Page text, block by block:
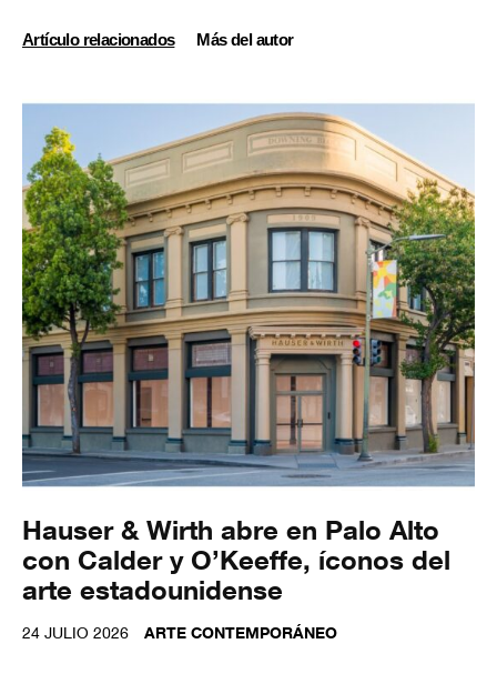
Artículo relacionados Más del autor
Hauser & Wirth abre en Palo Alto
con Calder y O’Keeffe, íconos del
arte estadounidense
24 JULIO 2026 ARTE CONTEMPORÁNEO